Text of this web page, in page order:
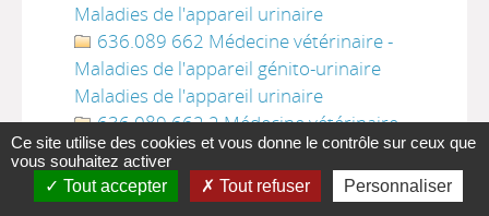
Maladies de l'appareil urinaire
636.089 662 Médecine vétérinaire -
Maladies de l'appareil génito-urinaire
Maladies de l'appareil urinaire
636.089 662 2 Médecine vétérinaire -
Maladies de l'appareil génito-urinaire
Maladies de l'appareil urinaire
636.089 665 Médecine vétérinaire -
Ce site utilise des cookies et vous donne le contrôle sur ceux que
vous souhaitez activer
Tout accepter
Tout refuser Personnaliser